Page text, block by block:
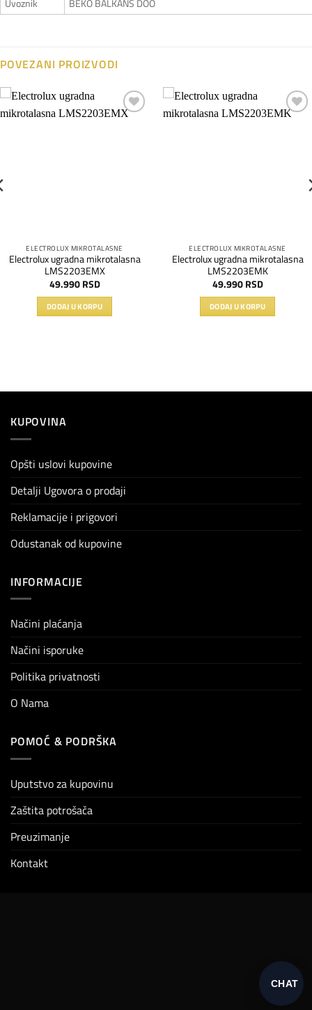
Uvoznik
BEKO BALKANS DOO
POVEZANI PROIZVODI
ELECTROLUX MIKROTALASNE
Electrolux ugradna mikrotalasna
LMS2203EMX
49.990 RSD
DODAJ U KORPU
ELECTROLUX MIKROTALASNE
Electrolux ugradna mikrotalasna
LMS2203EMK
49.990 RSD
DODAJ U KORPU
KUPOVINA
Opšti uslovi kupovine
Detalji Ugovora o prodaji
Reklamacije i prigovori
Odustanak od kupovine
INFORMACIJE
Načini plaćanja
Načini isporuke
Politika privatnosti
O Nama
POMOĆ & PODRŠKA
Uputstvo za kupovinu
Zaštita potrošača
Preuzimanje
Kontakt
CHAT